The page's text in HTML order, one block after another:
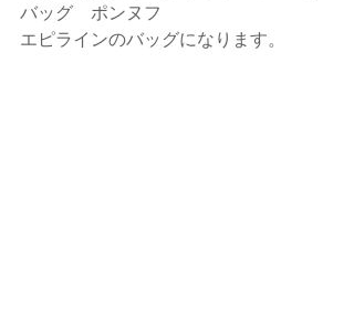
バッグ　ポンヌフ
エピラインのバッグになります。